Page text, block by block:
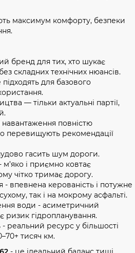
максимум комфорту, безпеки
бренд для тих, хто шукає
складних технічних нюансів.
для базового
— тільки актуальні партії,
повністю
перевищують рекомендації
гасить шум дороги.
і приємно ковтає
чітко тримає дорогу.
- впевнена керованість і потужне
так і на мокрому асфальті.
води - асиметричний
ризик гідропланування.
- реальний ресурс у більшості
тисяч км.